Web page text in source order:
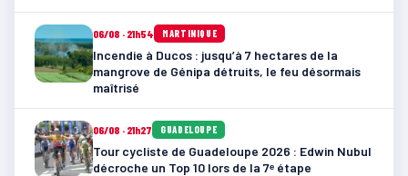
06/08 · 21h54 MARTINIQUE
Incendie à Ducos : jusqu’à 7 hectares de la
mangrove de Génipa détruits, le feu désormais
maîtrisé
06/08 · 21h27 GUADELOUPE
Tour cycliste de Guadeloupe 2026 : Edwin Nubul
décroche un Top 10 lors de la 7ᵉ étape